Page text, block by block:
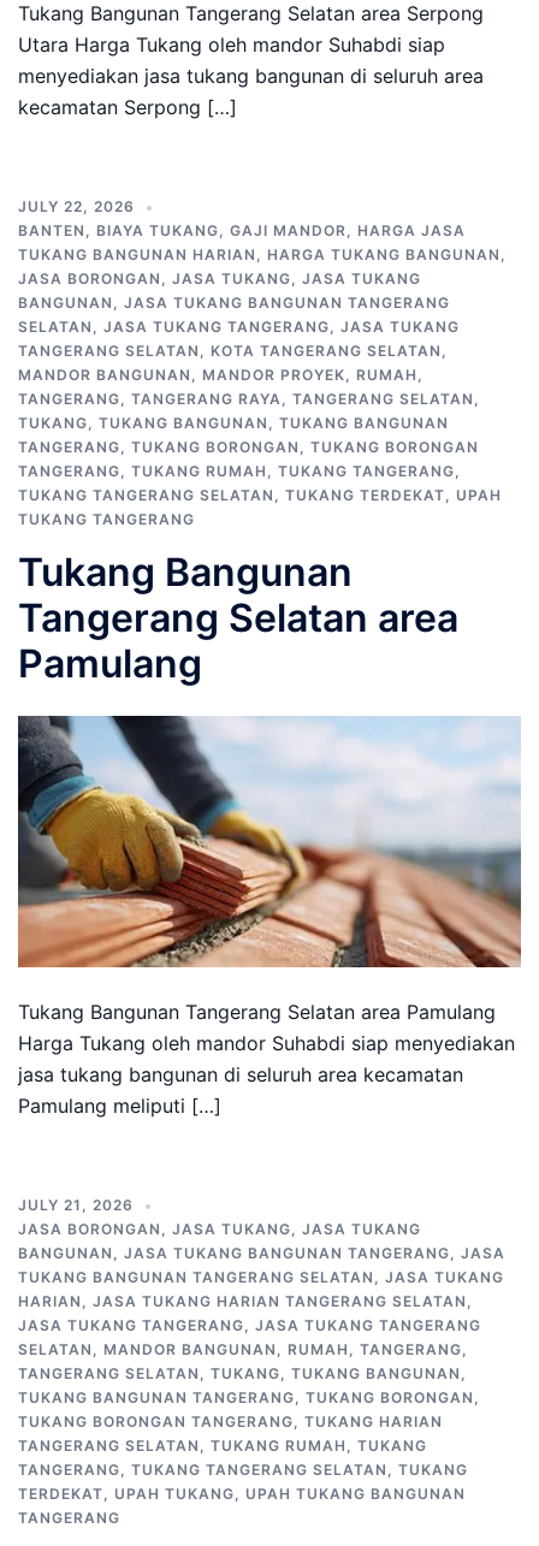
Tukang Bangunan Tangerang Selatan area Serpong
Utara Harga Tukang oleh mandor Suhabdi siap
menyediakan jasa tukang bangunan di seluruh area
kecamatan Serpong […]
JULY 22, 2026
BANTEN , BIAYA TUKANG, GAJI MANDOR, HARGA JASA
TUKANG BANGUNAN HARIAN , HARGA TUKANG BANGUNAN ,
JASA BORONGAN , JASA TUKANG, JASA TUKANG
BANGUNAN , JASA TUKANG BANGUNAN TANGERANG
SELATAN , JASA TUKANG TANGERANG, JASA TUKANG
TANGERANG SELATAN , KOTA TANGERANG SELATAN ,
MANDOR BANGUNAN , MANDOR PROYEK, RUMAH ,
TANGERANG, TANGERANG RAYA, TANGERANG SELATAN ,
TUKANG, TUKANG BANGUNAN , TUKANG BANGUNAN
TANGERANG, TUKANG BORONGAN , TUKANG BORONGAN
TANGERANG, TUKANG RUMAH , TUKANG TANGERANG,
TUKANG TANGERANG SELATAN , TUKANG TERDEKAT, UPAH
TUKANG TANGERANG
Tukang Bangunan
Tangerang Selatan area
Pamulang
Tukang Bangunan Tangerang Selatan area Pamulang
Harga Tukang oleh mandor Suhabdi siap menyediakan
jasa tukang bangunan di seluruh area kecamatan
Pamulang meliputi […]
JULY 21, 2026
JASA BORONGAN , JASA TUKANG, JASA TUKANG
BANGUNAN , JASA TUKANG BANGUNAN TANGERANG, JASA
TUKANG BANGUNAN TANGERANG SELATAN , JASA TUKANG
HARIAN , JASA TUKANG HARIAN TANGERANG SELATAN ,
JASA TUKANG TANGERANG, JASA TUKANG TANGERANG
SELATAN , MANDOR BANGUNAN , RUMAH , TANGERANG,
TANGERANG SELATAN , TUKANG, TUKANG BANGUNAN ,
TUKANG BANGUNAN TANGERANG, TUKANG BORONGAN ,
TUKANG BORONGAN TANGERANG, TUKANG HARIAN
TANGERANG SELATAN , TUKANG RUMAH , TUKANG
TANGERANG, TUKANG TANGERANG SELATAN , TUKANG
TERDEKAT, UPAH TUKANG, UPAH TUKANG BANGUNAN
TANGERANG